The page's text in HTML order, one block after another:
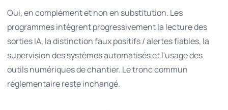
Oui, en complément et non en substitution. Les
programmes intègrent progressivement la lecture des
sorties IA, la distinction faux positifs / alertes fiables, la
supervision des systèmes automatisés et l'usage des
outils numériques de chantier. Le tronc commun
réglementaire reste inchangé.